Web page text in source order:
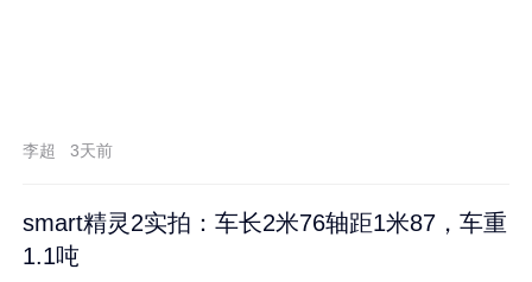
李超 3天前
smart精灵2实拍：车长2米76轴距1米87，车重
1.1吨